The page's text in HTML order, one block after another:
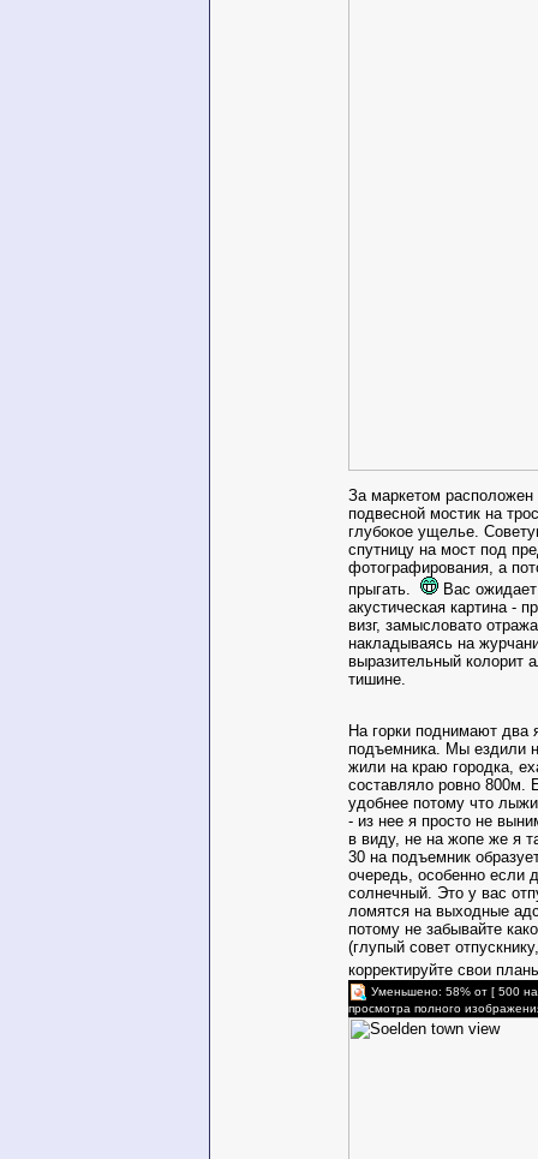
За маркетом
подвесной мостик на
глубокое ущелье.
спутницу на мост под
фотографирования, а
прыгать.
Вас
акустическая картина -
визг, замысловато
накладываясь на
выразительный колорит
тишине.
На горки поднимают два
подъемника. Мы ездили
жили на краю городка,
составляло ровно 800м.
удобнее потому что
- из нее я просто не
в виду, не на жопе же я
30 на подъемник
очередь, особенно если
солнечный. Это у вас
ломятся на выходные
потому не забывайте
(глупый совет
корректируйте свои
Уменьшено: 58% от [ 500
просмотра полного